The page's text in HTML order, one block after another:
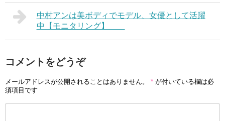
中村アンは美ボディでモデル、女優として活躍
中【モニタリング】
コメントをどうぞ
メールアドレスが公開されることはありません。 * が付いている欄は必
須項目です